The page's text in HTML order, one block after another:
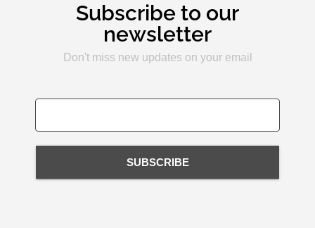
Subscribe to our
newsletter
Don't miss new updates on your email
SUBSCRIBE